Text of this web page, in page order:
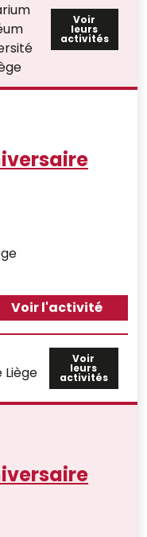
Voir
leurs
activités
Voir
leurs
activités
Voir l'activité